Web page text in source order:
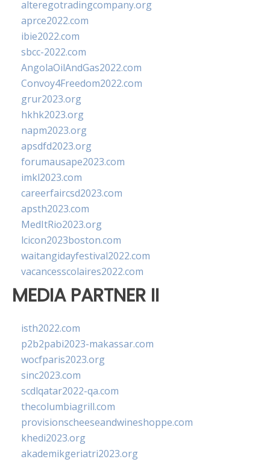
alteregotradingcompany.org
aprce2022.com
ibie2022.com
sbcc-2022.com
AngolaOilAndGas2022.com
Convoy4Freedom2022.com
grur2023.org
hkhk2023.org
napm2023.org
apsdfd2023.org
forumausape2023.com
imkl2023.com
careerfaircsd2023.com
apsth2023.com
MedItRio2023.org
lcicon2023boston.com
waitangidayfestival2022.com
vacancesscolaires2022.com
MEDIA PARTNER II
isth2022.com
p2b2pabi2023-makassar.com
wocfparis2023.org
sinc2023.com
scdlqatar2022-qa.com
thecolumbiagrill.com
provisionscheeseandwineshoppe.com
khedi2023.org
akademikgeriatri2023.org